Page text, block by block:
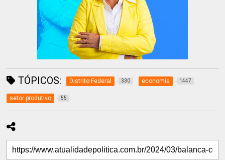
TÓPICOS: Distrito Federal 330 economia 1447
setor produtivo 55